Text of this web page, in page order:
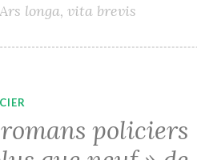
Ars longa, vita brevis
policiers